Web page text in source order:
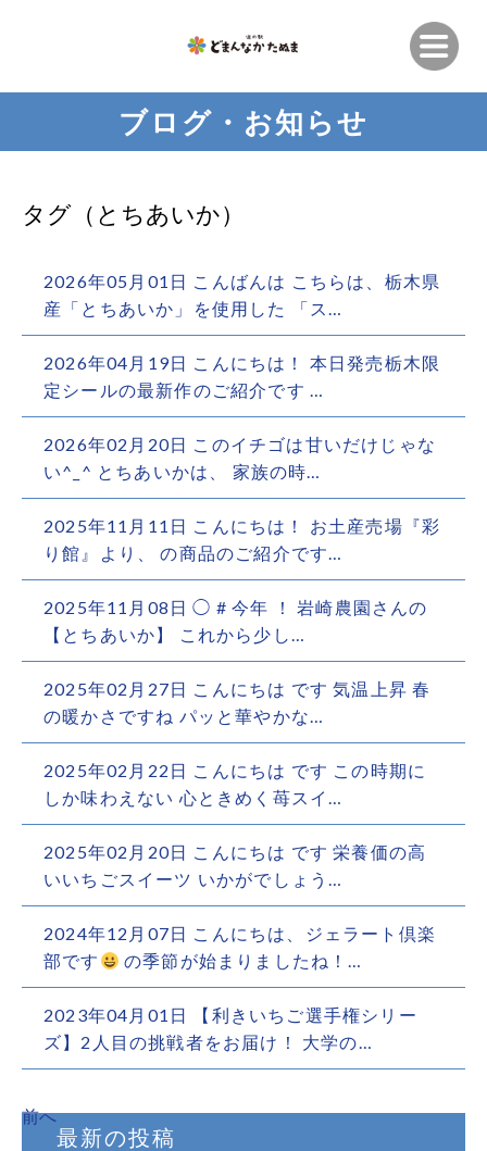
ブログ・お知らせ
タグ（とちあいか）
2026年05月01日 こんばんは こちらは、栃木県
産「とちあいか」を使用した 「ス…
2026年04月19日 こんにちは！ 本日発売栃木限
定シールの最新作のご紹介です️ …
2026年02月20日 このイチゴは甘いだけじゃな
い^_^ とちあいかは、 家族の時…
2025年11月11日 こんにちは！ お土産売場『彩
り館』より、 の商品のご紹介です…
2025年11月08日 ◯ # 今年 ！ 岩崎農園さんの
【とちあいか】 これから少し…
2025年02月27日 こんにちは です 気温上昇 春
の暖かさですね パッと華やかな…
2025年02月22日 こんにちは です この時期に
しか味わえない 心ときめく苺スイ…
2025年02月20日 こんにちは です 栄養価の高
いいちごスイーツ いかがでしょう…
2024年12月07日 こんにちは、ジェラート倶楽
部です
の季節が始まりましたね！…
2023年04月01日 【利きいちご選手権シリー
ズ】2人目の挑戦者をお届け！ 大学の…
前へ
最新の投稿